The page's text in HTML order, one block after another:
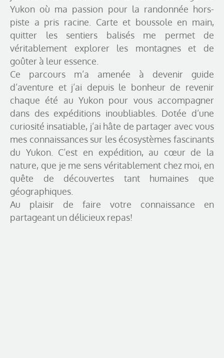
Yukon où ma passion pour la randonnée hors-
piste a pris racine. Carte et boussole en main,
quitter les sentiers balisés me permet de
véritablement explorer les montagnes et de
goûter à leur essence.
Ce parcours m’a amenée à devenir guide
d’aventure et j’ai depuis le bonheur de revenir
chaque été au Yukon pour vous accompagner
dans des expéditions inoubliables. Dotée d’une
curiosité insatiable, j’ai hâte de partager avec vous
mes connaissances sur les écosystèmes fascinants
du Yukon. C’est en expédition, au cœur de la
nature, que je me sens véritablement chez moi, en
quête de découvertes tant humaines que
géographiques.
Au plaisir de faire votre connaissance en
partageant un délicieux repas!